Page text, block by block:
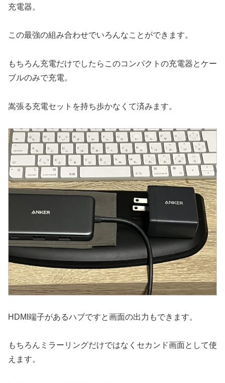
充電器。
この最強の組み合わせでいろんなことができます。
もちろん充電だけでしたらこのコンパクトの充電器とケー
ブルのみで充電。
嵩張る充電セットを持ち歩かなくて済みます。
HDMI端子があるハブですと画面の出力もできます。
もちろんミラーリングだけではなくセカンド画面として使
えます。